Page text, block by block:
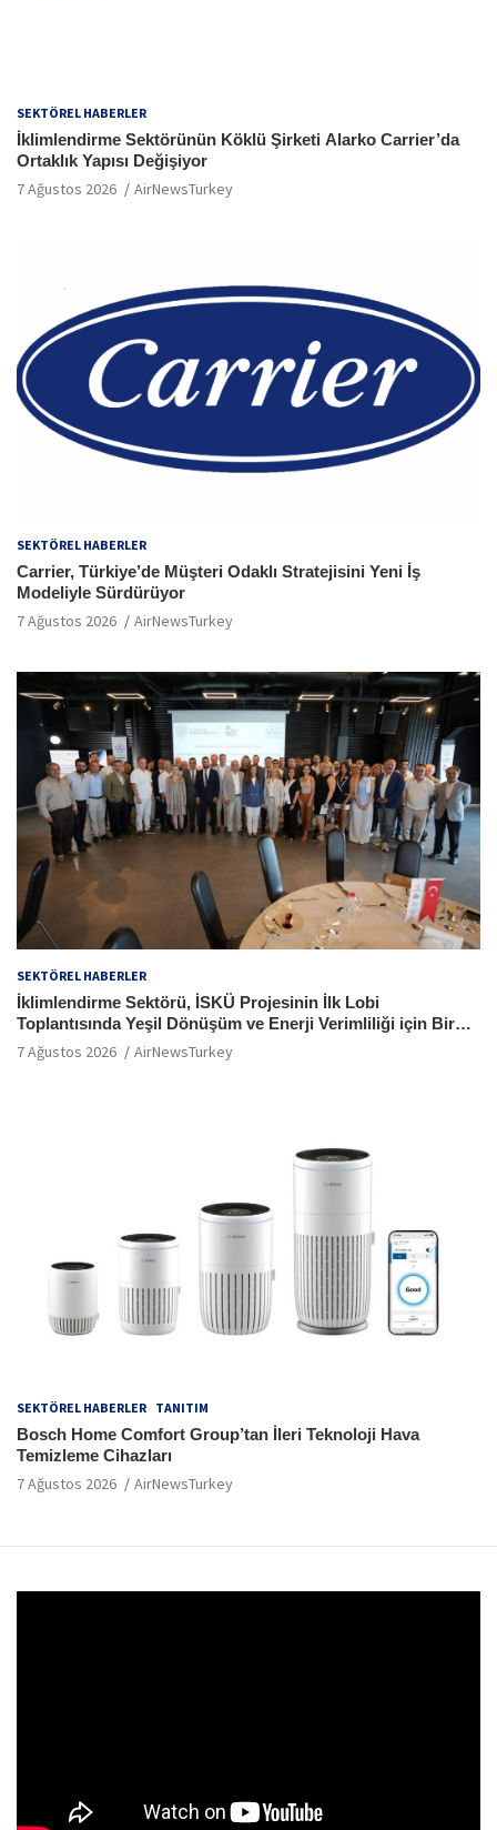
SEKTÖREL HABERLER
İklimlendirme Sektörünün Köklü Şirketi Alarko Carrier’da
Ortaklık Yapısı Değişiyor
7 Ağustos 2026 AirNewsTurkey
SEKTÖREL HABERLER
Carrier, Türkiye’de Müşteri Odaklı Stratejisini Yeni İş
Modeliyle Sürdürüyor
7 Ağustos 2026 AirNewsTurkey
SEKTÖREL HABERLER
İklimlendirme Sektörü, İSKÜ Projesinin İlk Lobi
Toplantısında Yeşil Dönüşüm ve Enerji Verimliliği için Bir
Araya Geldi
7 Ağustos 2026 AirNewsTurkey
SEKTÖREL HABERLER TANITIM
Bosch Home Comfort Group’tan İleri Teknoloji Hava
Temizleme Cihazları
7 Ağustos 2026 AirNewsTurkey